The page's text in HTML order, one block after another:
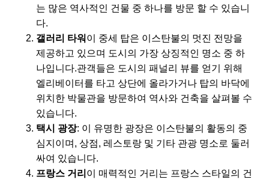
는 많은 역사적인 건물 중 하나를 방문 할 수 있습니
다.
갤러리 타워 이 중세 탑은 이스탄불의 멋진 전망을
제공하고 있으며 도시의 가장 상징적인 명소 중 하
나입니다.관객들은 도시의 패널리 뷰를 얻기 위해
엘리베이터를 타고 상단에 올라가거나 탑의 바닥에
위치한 박물관을 방문하여 역사와 건축을 살펴볼 수
있습니다.
택시 광장: 이 유명한 광장은 이스탄불의 활동의 중
심지이며, 상점, 레스토랑 및 기타 관광 명소로 둘러
싸여 있습니다.
프랑스 거리 이 매력적인 거리는 프랑스 스타일의 건